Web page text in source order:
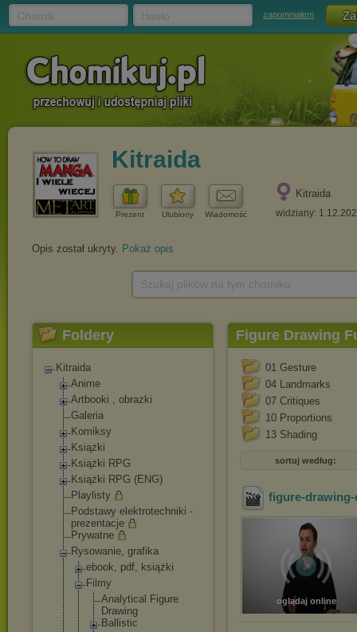
zapomniałem
Kitraida
Prezent Ulubiony Wiadomość
Kitraida
widziany:
Opis został ukryty. Pokaż opis
Foldery
Kitraida
Anime
Artbooki , obrazki
Galeria
Komiksy
Książki
Książki RPG
Książki RPG (ENG)
Playlisty
Podstawy elektrotechniki -
prezentacje
Prywatne
Rysowanie, grafika
ebook, pdf, książki
Filmy
Analytical Figure
Drawing
Ballistic
Figure Drawing
01 Gesture
04 Landmarks
07 Critiques
10 Proportions
13 Shading
sortuj według:
figure-
oglądaj online